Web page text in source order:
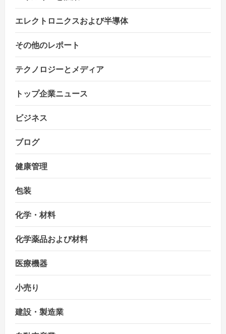
エレクトロニクスおよび半導体
その他のレポート
テクノロジーとメディア
トップ企業ニュース
ビジネス
ブログ
健康管理
包装
化学・材料
化学薬品および材料
医療機器
小売り
建設・製造業